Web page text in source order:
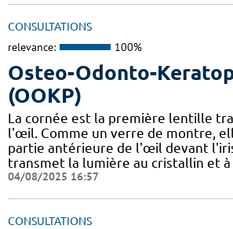
CONSULTATIONS
relevance: 100%
Osteo-Odonto-
(OOKP)
La cornée est la première lentille
l'œil. Comme un verre de montre,
partie antérieure de l'œil devant
transmet la lumière au cristallin et à
04/08/2025 16:57
CONSULTATIONS